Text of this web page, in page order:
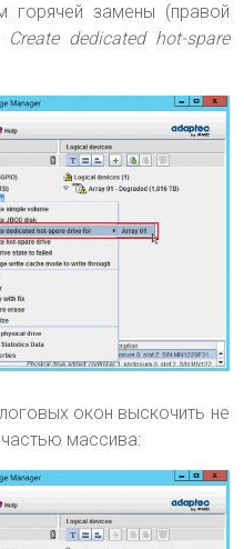
горячей замены (правой
Create dedicated hot-spare
окон выскочить не
массива: